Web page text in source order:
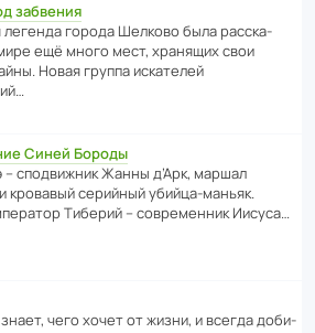
забвения
легенда города Шелково была расска­
ещё много мест, хранящих свои
Новая группа иска­телей
Синей Бороды
спод­ви­жник Жанны д’Арк, маршал
кровавый серийный убийца-маньяк.
Тиберий – совре­менник Иисуса…
чего хочет от жизни, и всегда доби­